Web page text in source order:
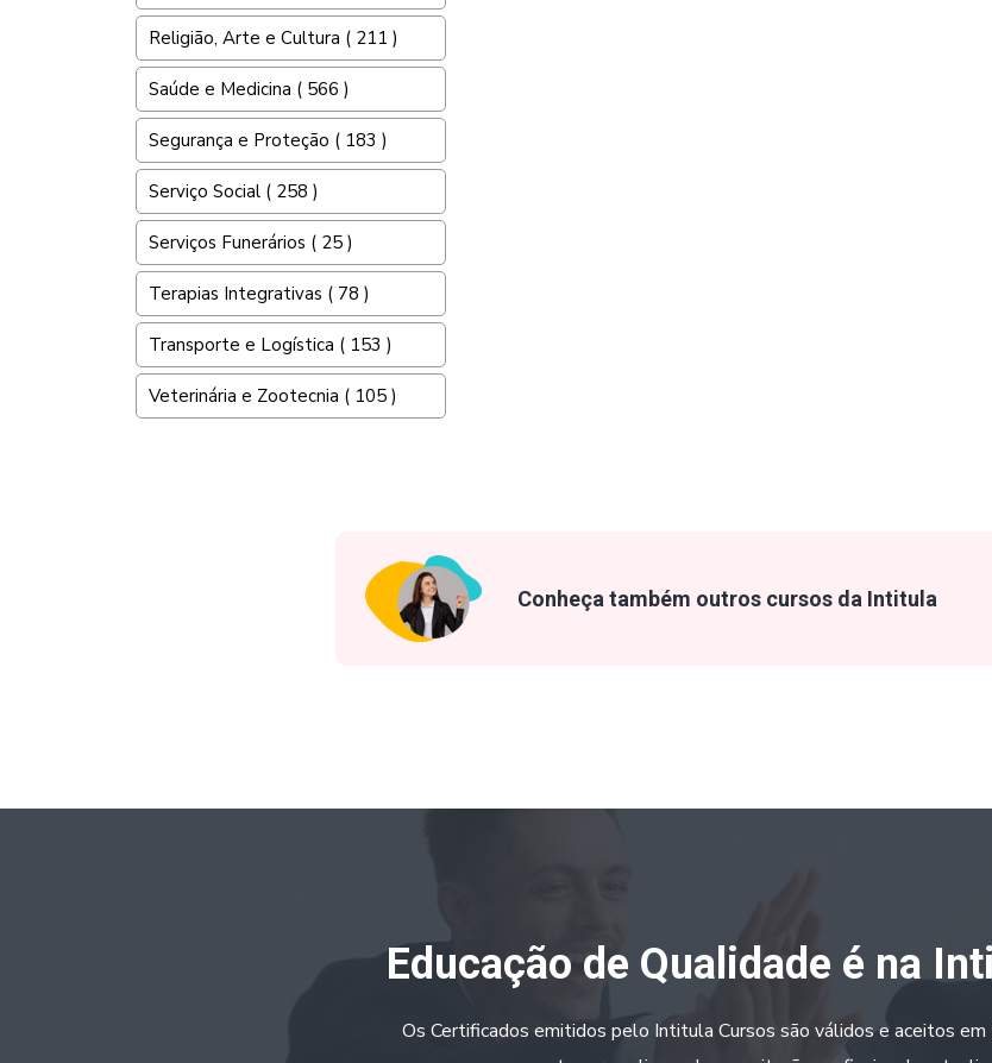
Religião, Arte e Cultura ( 211 )
Saúde e Medicina ( 566 )
Segurança e Proteção ( 183 )
Serviço Social ( 258 )
Serviços Funerários ( 25 )
Terapias Integrativas ( 78 )
Transporte e Logística ( 153 )
Veterinária e Zootecnia ( 105 )
Conheça também outros cursos da Intitula
Educação de Qualidade é na
Os Certificados emitidos pelo Intitula Cursos são válidos e aceitos